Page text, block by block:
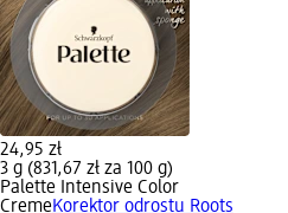
24,95 zł
3 g (831,67 zł za 100 g)
Palette Intensive Color
CremeKorektor odrostu Roots